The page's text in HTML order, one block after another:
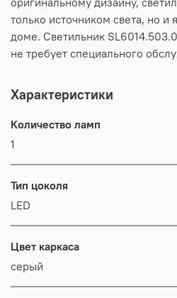
только источником света, но
доме. Светильник
не требует специального
Характеристики
Количество ламп
1
Тип цоколя
LED
Цвет каркаса
серый